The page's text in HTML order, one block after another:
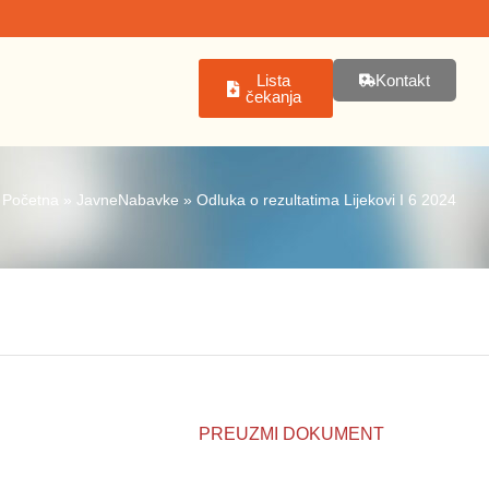
Lista
čekanja
Kontakt
Početna » JavneNabavke » Odluka o rezultatima Lijekovi I 6 2024
PREUZMI DOKUMENT